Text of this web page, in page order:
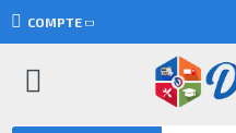
COMPTE